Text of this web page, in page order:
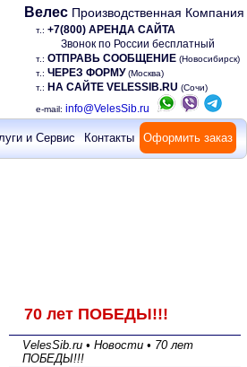
Велес Производственная Компания
т.: +7(800) АРЕНДА САЙТА
Звонок по России бесплатный
т.: ОТПРАВЬ СООБЩЕНИЕ (Новосибирск)
т.: ЧЕРЕЗ ФОРМУ (Москва)
т.: НА САЙТЕ VELESSIB.RU (Сочи)
e-mail: info@VelesSib.ru
и Сервис Контакты Оформить заказ
70 лет ПОБЕДЫ!!!
VelesSib.ru • Новости • 70 лет
ПОБЕДЫ!!!